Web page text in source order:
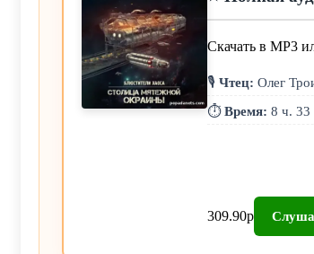
Скачать в MP3
🎙️ Чтец: Олег
⏱️Время: 8 ч. 33
309.90р